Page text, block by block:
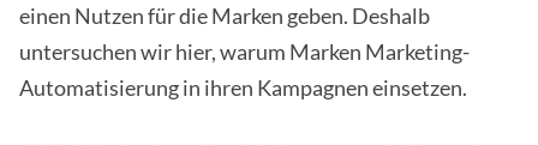
einen Nutzen für die Marken geben. Deshalb
untersuchen wir hier, warum Marken Marketing-
Automatisierung in ihren Kampagnen einsetzen.